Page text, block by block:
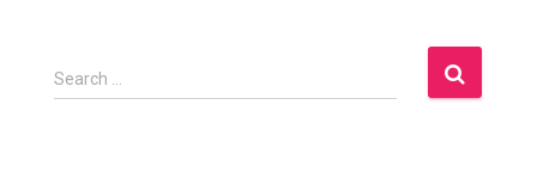
S
e
Search …